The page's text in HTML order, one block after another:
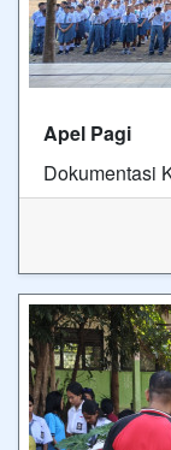
Apel Pagi
Dokumentasi